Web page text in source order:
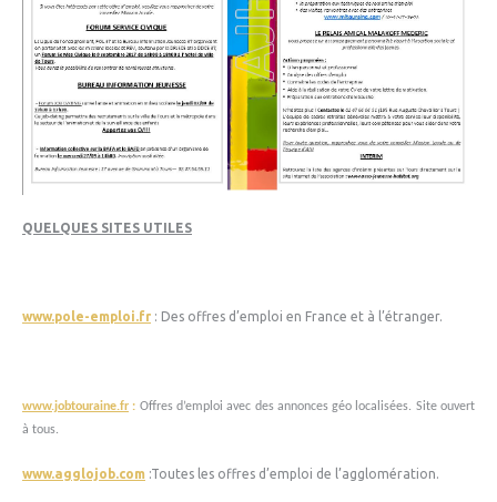
QUELQUES SITES UTILES
www.pole-emploi.fr : Des offres d’emploi en France et à l’étranger.
www.jobtouraine.fr : Offres d’emploi avec des annonces géo localisées. Site ouvert
à tous.
www.agglojob.com :Toutes les offres d’emploi de l’agglomération.